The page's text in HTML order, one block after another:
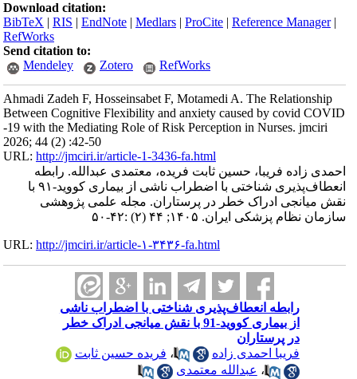
Download citation:
BibTeX |RIS |EndNote |Medlars |ProCite |Reference Manager
RefWorks
Send citation to:
Mendeley
Zotero RefWorks
Ahmadi Zadeh F, Hosseinsabet F, Motamedi A. The Relationship
Between Cognitive Flexibility and anxiety caused by covid COVID
-19 with the Mediating Role of Risk Perception in Nurses. jmciri
2026; 44 (2) :42-50
URL:http://jmciri.ir/article-1-3436-fa.html
احمدی زاده فریبا، حسین ثابت فریده، معتمدی عبدالله. رابطه
انعطاف‌پذیری شناختی با اضطراب ناشی از بیماری کووید-۹۱ با
نقش میانجی ادراک خطر در پرستاران. مجله علمی پژوهشی
سازمان نظام پزشکی ایران. ۱۴۰۵; ۴۴ (۲) :۴۲-۵۰
URL:http://jmciri.ir/article-۱-۳۴۳۶-fa.html
رابطه انعطاف‌پذیری شناختی با اضطراب ناشی
از بیماری کووید-91 با نقش میانجی ادراک خطر
در پرستاران
فریبا احمدی زاده
،فریده حسین ثابت
،عبدالله معتمدی